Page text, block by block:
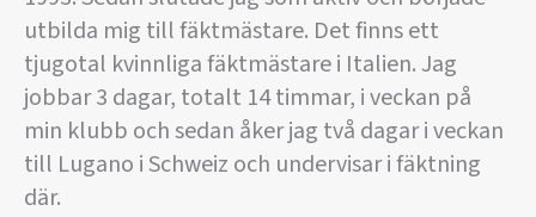
utbilda mig till fäktmästare. Det finns ett
tjugotal kvinnliga fäktmästare i Italien. Jag
jobbar 3 dagar, totalt 14 timmar, i veckan på
min klubb och sedan åker jag två dagar i veckan
till Lugano i Schweiz och undervisar i fäktning
där.